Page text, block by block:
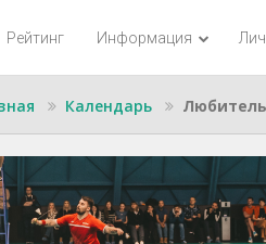
Рейтинг Информация
Календарь